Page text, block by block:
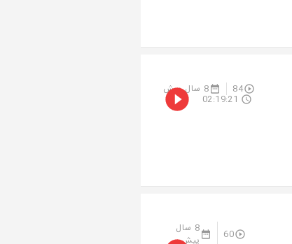
84 8 سال پیش
02:19:21
60
8 سال
پیش